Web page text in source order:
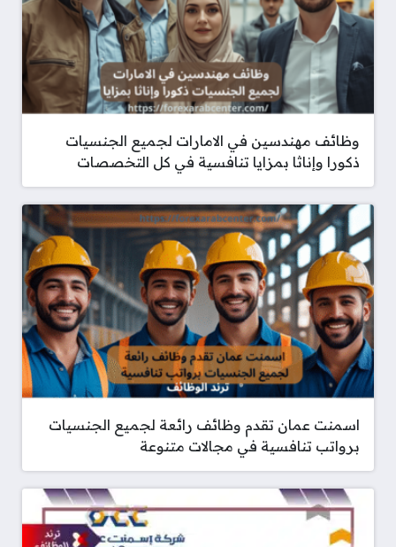
وظائف مهندسين في الامارات لجميع الجنسيات
ذكورا وإناثا بمزايا تنافسية في كل التخصصات
اسمنت عمان تقدم وظائف رائعة لجميع الجنسيات
برواتب تنافسية في مجالات متنوعة